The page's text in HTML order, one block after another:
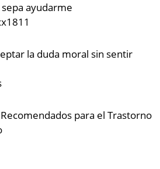
ayudarme
la duda moral sin sentir
para el Trastorno